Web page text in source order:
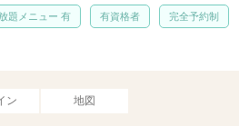
題メニュー 有 有資格者 完全予約制
ン 地図